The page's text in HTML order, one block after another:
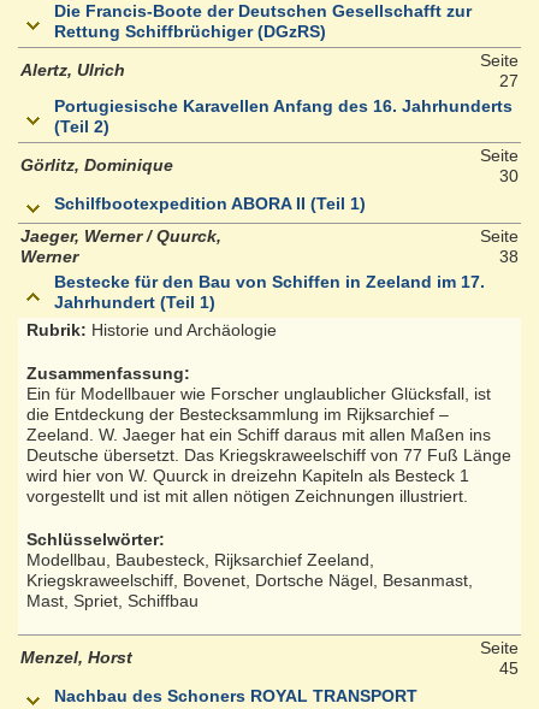
Die Francis-Boote der Deutschen Gesellschafft zur
Rettung Schiffbrüchiger (DGzRS)
Alertz, Ulrich
Seite
27
Portugiesische Karavellen Anfang des 16. Jahrhunderts
(Teil 2)
Görlitz, Dominique
Seite
30
Schilfbootexpedition ABORA II (Teil 1)
Jaeger, Werner / Quurck,
Werner
Seite
38
Bestecke für den Bau von Schiffen in Zeeland im 17.
Jahrhundert (Teil 1)
Rubrik: Historie und Archäologie
Zusammenfassung:
Ein für Modellbauer wie Forscher unglaublicher Glücksfall, ist
die Entdeckung der Bestecksammlung im Rijksarchief –
Zeeland. W. Jaeger hat ein Schiff daraus mit allen Maßen ins
Deutsche übersetzt. Das Kriegskraweelschiff von 77 Fuß Länge
wird hier von W. Quurck in dreizehn Kapiteln als Besteck 1
vorgestellt und ist mit allen nötigen Zeichnungen illustriert.
Schlüsselwörter:
Modellbau, Baubesteck, Rijksarchief Zeeland,
Kriegskraweelschiff, Bovenet, Dortsche Nägel, Besanmast,
Mast, Spriet, Schiffbau
Menzel, Horst
Seite
45
Nachbau des Schoners ROYAL TRANSPORT